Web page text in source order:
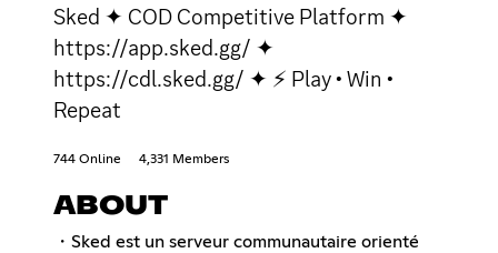
Sked ✦ COD Competitive Platform ✦
https://app.sked.gg/ ✦
https://cdl.sked.gg/ ✦ ⚡ Play • Win •
Repeat
744 Online 4,331 Members
ABOUT
・Sked est un serveur communautaire orienté